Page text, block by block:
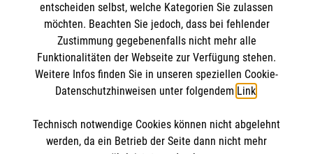
Newsletter abonnieren
Cookies verwalten|AGB|Impressum|Datenschutz
Barrierefreiheit |Kontakt| Sharepoint|Mediathek
entscheiden selbst, welche Kategorien Sie zulassen
möchten. Beachten Sie jedoch, dass bei fehlender
Zustimmung gegebenenfalls nicht mehr alle
Funktionalitäten der Webseite zur Verfügung stehen.
Weitere Infos finden Sie in unseren speziellen Cookie-
Datenschutzhinweisen unter folgendem Link.
Technisch notwendige Cookies können nicht abgelehnt
werden, da ein Betrieb der Seite dann nicht mehr